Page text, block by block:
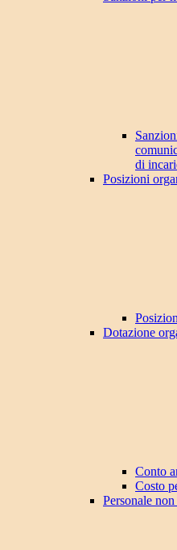
di
Posizioni
Dotazione
Conto
Costo
Personale